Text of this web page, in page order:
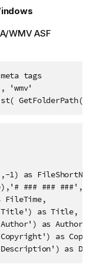
WMV ASF
tags
'wmv'
1) as FileShortName,
### ###
FileTime,
as Title,
as Author,
as
as